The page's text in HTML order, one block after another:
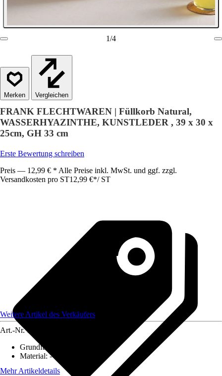
1/4
Vergleichen
FRANK FLECHTWAREN | Füllkorb Natural,
WASSERHYAZINTHE, KUNSTLEDER , 39 x 30 x
25cm, GH 33 cm
Erste Bewertung schreiben
Preis — 12,99 € * Alle Preise inkl. MwSt. und ggf. zzgl.
Versandkosten pro ST12,99 €*/ ST
Weitere Artikel des Verkäufers
Art.-Nr. 12584376
Grundfarbe
Material:-
Mehr Artikeldetails